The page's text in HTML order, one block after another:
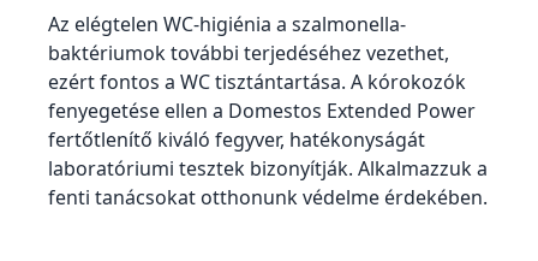
Az elégtelen WC-higiénia a szalmonella-
baktériumok további terjedéséhez vezethet,
ezért fontos a WC tisztántartása. A kórokozók
fenyegetése ellen a Domestos Extended Power
fertőtlenítő kiváló fegyver, hatékonyságát
laboratóriumi tesztek bizonyítják. Alkalmazzuk a
fenti tanácsokat otthonunk védelme érdekében.